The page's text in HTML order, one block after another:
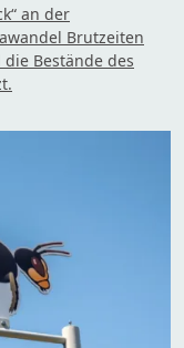
an der
Brutzeiten
Bestände des